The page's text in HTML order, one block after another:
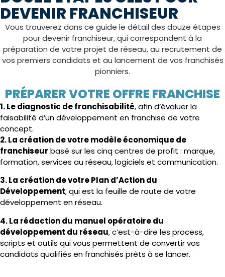
DEVENIR FRANCHISEUR
Vous trouverez dans ce guide le détail des douze étapes
pour devenir franchiseur, qui correspondent à la
préparation de votre projet de réseau, au recrutement de
vos premiers candidats et au lancement de vos franchisés
pionniers.
PRÉPARER VOTRE OFFRE FRANCHISE
1. Le diagnostic de franchisabilité, afin d’évaluer la
faisabilité d’un développement en franchise de votre
concept.
2. La création de votre modèle économique de
franchiseur basé sur les cinq centres de profit : marque,
formation, services au réseau, logiciels et communication.
3. La création de votre Plan d’Action du
Développement, qui est la feuille de route de votre
développement en réseau.
4. La rédaction du manuel opératoire du
développement du réseau, c’est-à-dire les process,
scripts et outils qui vous permettent de convertir vos
candidats qualifiés en franchisés prêts à se lancer.